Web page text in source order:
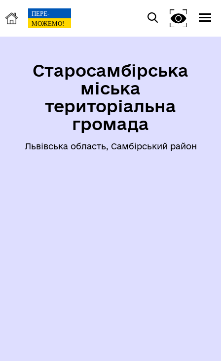
Старосамбірська
міська
територіальна
громада
Львівська область, Самбірський район